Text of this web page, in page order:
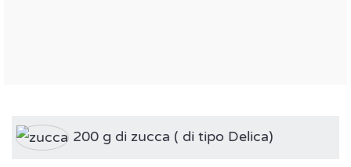
200 g di zucca ( di tipo Delica)